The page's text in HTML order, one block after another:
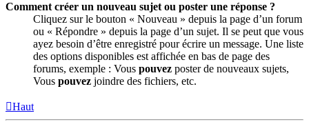
Comment créer un nouveau sujet ou poster une réponse ?
Cliquez sur le bouton « Nouveau » depuis la page d’un forum
ou « Répondre » depuis la page d’un sujet. Il se peut que vous
ayez besoin d’être enregistré pour écrire un message. Une liste
des options disponibles est affichée en bas de page des
forums, exemple : Vous pouvez poster de nouveaux sujets,
Vous pouvez joindre des fichiers, etc.
Haut